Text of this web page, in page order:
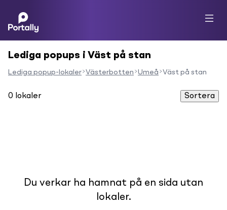
Lediga popups i Väst på stan
Lediga popup-lokaler Västerbotten Umeå Väst på stan
0 lokaler Sortera
Du verkar ha hamnat på en sida utan
lokaler.